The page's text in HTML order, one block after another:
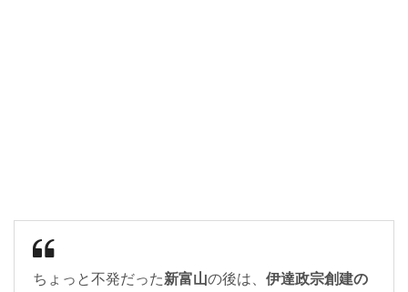
ちょっと不発だった新富山の後は、 伊達政宗創建の